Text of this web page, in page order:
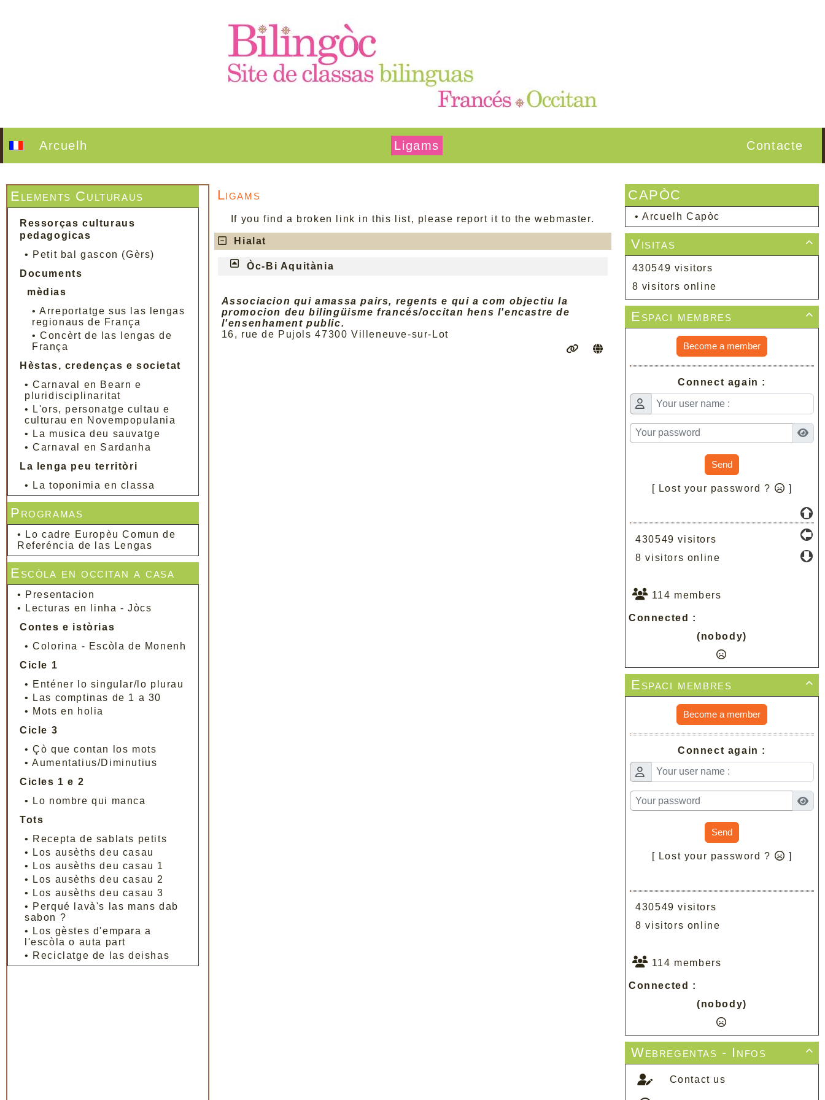
Arcuelh Ligams Contacte
Elements Culturaus
Ressorças culturaus
pedagogicas
• Petit bal gascon (Gèrs)
Documents
mèdias
•Arreportatge sus las lengas
regionaus de França
•Concèrt de las lengas de
França
Hèstas, credenças e societat
•Carnaval en Bearn e
pluridisciplinaritat
•
L'ors, personatge cultau e
culturau en Novempopulania
•
La musica deu sauvatge
•Carnaval en Sardanha
La lenga peu territòri
•
La toponimia en classa
Programas
•
Lo cadre Europèu Comun de
Referéncia de las Lengas
Escòla en occitan a casa
• Presentacion
•
Lecturas en linha - Jòcs
Contes e istòrias
•Colorina - Escòla de Monenh
Cicle 1
• Enténer lo singular/lo plurau
•
Las comptinas de 1 a 30
• Mots en holia
Cicle 3
•Çò que contan los mots
•Aumentatius/Diminutius
Cicles 1 e 2
•
Lo nombre qui manca
Tots
• Recepta de sablats petits
•
Los ausèths deu casau
•
Los ausèths deu casau 1
•
Los ausèths deu casau 2
•
Los ausèths deu casau 3
• Perqué lavà's las mans dab
sabon ?
•
Los gèstes d'empara a
l'escòla o auta part
• Reciclatge de las deishas
Ligams
If you find a broken link in this list, please report it to the webmaster.
Hialat
Òc-Bi Aquitània
Associacion qui amassa pairs, regents e qui a com objectiu la
promocion deu bilingüisme francés/occitan hens l'encastre de
l'ensenhament public.
16, rue de Pujols 47300 Villeneuve-sur-Lot
CAPÒC
•Arcuelh Capòc

Visitas
430549 visitors
8 visitors online

Espaci membres
Become a member
Connect again :
Send
[ Lost your password ? ]
430549 visitors
8 visitors online
114 members
Connected :
(nobody)

Espaci membres
Become a member
Connect again :
Send
[ Lost your password ? ]
430549 visitors
8 visitors online
114 members
Connected :
(nobody)

Webregentas - Infos
Contact us